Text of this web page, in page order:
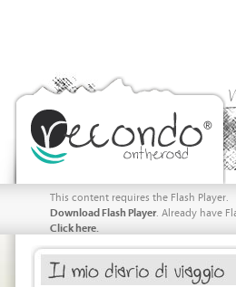
This content requires the Flash Player.
Download Flash Player. Already have
Click here.